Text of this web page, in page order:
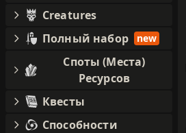
Creatures
Полный набор
new
Споты (Места)
Ресурсов
Квесты
Способности